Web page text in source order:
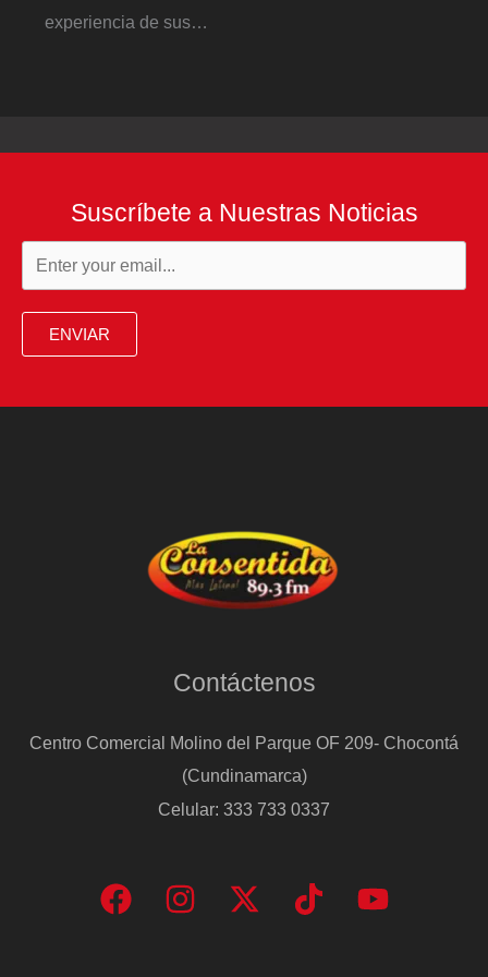
experiencia de sus…
Suscríbete a Nuestras Noticias
ENVIAR
Contáctenos
Centro Comercial Molino del Parque OF 209- Chocontá
(Cundinamarca)
Celular: 333 733 0337